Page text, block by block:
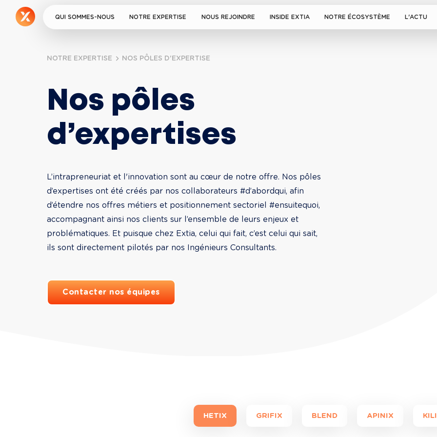
QUI SOMMES-NOUS NOTRE EXPERTISE NOUS REJOINDRE INSIDE EXTIA NOTRE ÉCOSYSTÈME L'ACTU
NOTRE EXPERTISE NOS PÔLES D'EXPERTISE
Nos pôles
d’expertises
L’intrapreneuriat et l'innovation sont au cœur de notre offre. Nos pôles
d’expertises ont été créés par nos collaborateurs #d’abordqui, afin
d’étendre nos offres métiers et positionnement sectoriel #ensuitequoi,
accompagnant ainsi nos clients sur l’ensemble de leurs enjeux et
problématiques. Et puisque chez Extia, celui qui fait, c’est celui qui sait,
ils sont directement pilotés par nos Ingénieurs Consultants.
Contacter nos équipes
HETIX GRIFIX BLEND APINIX